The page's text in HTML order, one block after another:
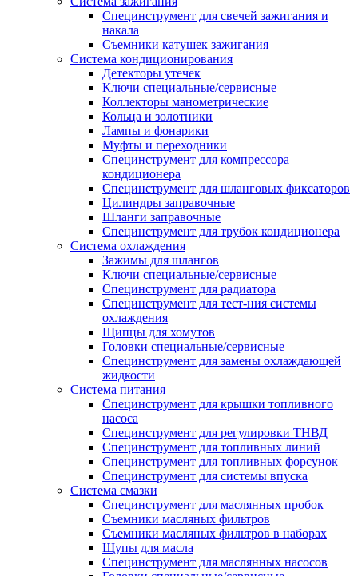
Специнструмент для свечей зажигания и
накала
Съемники катушек зажигания
Система кондиционирования
Детекторы утечек
Ключи специальные/сервисные
Коллекторы манометрические
Кольца и золотники
Лампы и фонарики
Муфты и переходники
Специнструмент для компрессора
кондиционера
Специнструмент для шланговых фиксаторов
Цилиндры заправочные
Шланги заправочные
Специнструмент для трубок кондиционера
Система охлаждения
Зажимы для шлангов
Ключи специальные/сервисные
Специнструмент для радиатора
Специнструмент для тест-ния системы
охлаждения
Щипцы для хомутов
Головки специальные/сервисные
Специнструмент для замены охлаждающей
жидкости
Система питания
Специнструмент для крышки топливного
насоса
Специнструмент для регулировки ТНВД
Специнструмент для топливных линий
Специнструмент для топливных форсунок
Специнструмент для системы впуска
Система смазки
Специнструмент для маслянных пробок
Съемники масляных фильтров
Съемники масляных фильтров в наборах
Щупы для масла
Специнструмент для маслянных насосов